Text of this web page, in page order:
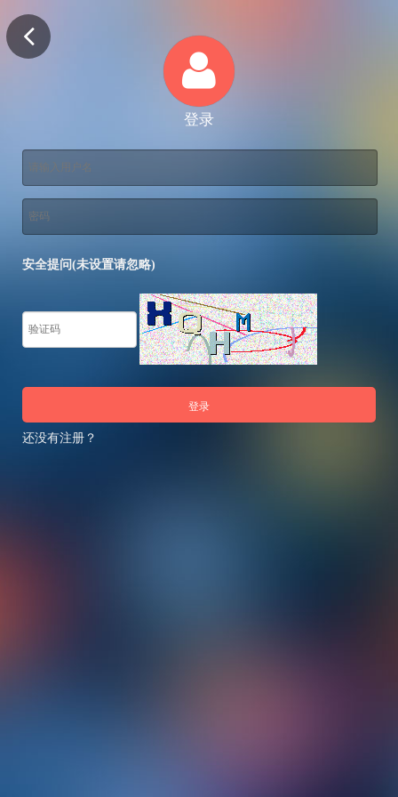
登录
安全提问(未设置请忽略)
登录
还没有注册？